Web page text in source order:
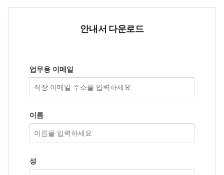
안내서 다운로드
업무용 이메일
이름
성